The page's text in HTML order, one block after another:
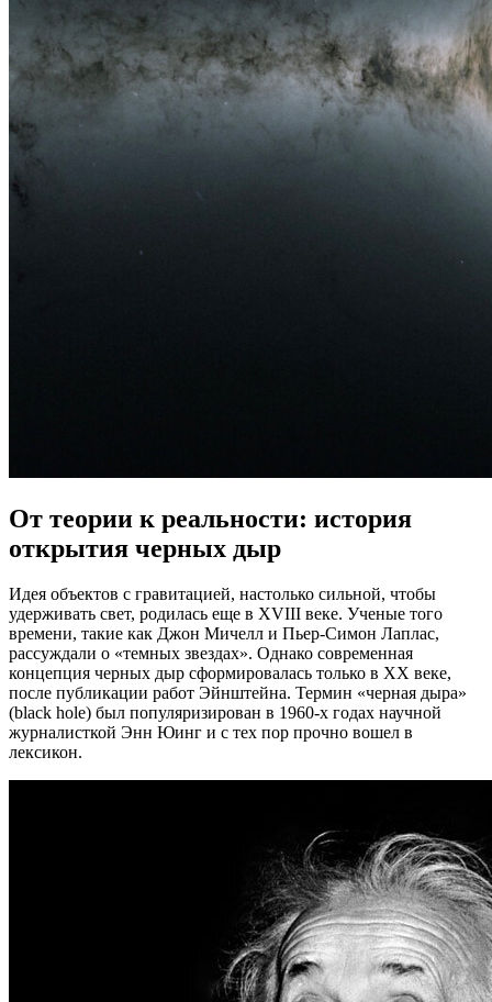
От теории к реальности: история
открытия черных дыр
Идея объектов с гравитацией, настолько сильной, чтобы
удерживать свет, родилась еще в XVIII веке. Ученые того
времени, такие как Джон Мичелл и Пьер-Симон Лаплас,
рассуждали о «темных звездах». Однако современная
концепция черных дыр сформировалась только в XX веке,
после публикации работ Эйнштейна. Термин «черная дыра»
(black hole) был популяризирован в 1960-х годах научной
журналисткой Энн Юинг и с тех пор прочно вошел в
лексикон.